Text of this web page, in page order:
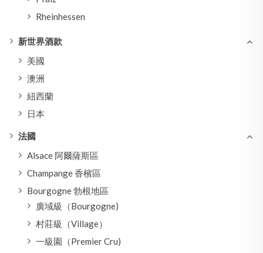
Rheinhessen
新世界酒款
美國
澳洲
紐西蘭
日本
法國
Alsace 阿爾薩斯區
Champange 香檳區
Bourgogne 勃根地區
廣域級（Bourgogne)
村莊級（Village）
一級園（Premier Cru)